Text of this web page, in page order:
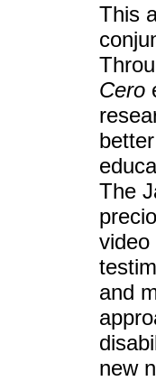
This
Cero
The
video
and
new